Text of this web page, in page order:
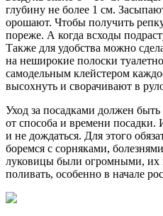
глубину не более 1 см.
орошают. Чтобы получить
пореже. А когда всходы
Также для удобства можно
на неширокие полоски
самодельным клейстером
высохнуть и сворачивают в
Уход за посадками должен
от способа и времени
и не дождаться. Для этого
боремся с сорняками,
луковицы были огромными, их
поливать, особенно в начале